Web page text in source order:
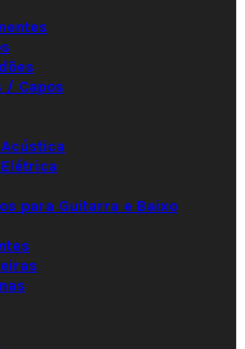
/ Capos
para Guitarra e Baixo